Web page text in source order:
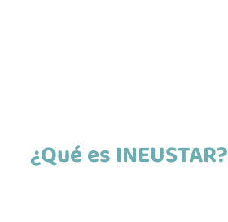
¿Qué es INEUSTAR?